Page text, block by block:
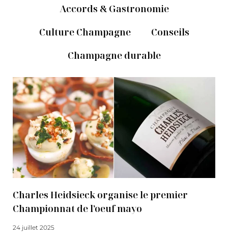
Accords & Gastronomie
Culture Champagne
Conseils
Champagne durable
Charles Heidsieck organise le premier
Championnat de l’oeuf mayo
24 juillet 2025